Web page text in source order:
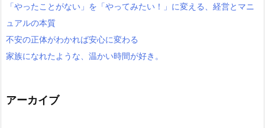
「やったことがない」を「やってみたい！」に変える、経営とマニ
ュアルの本質
不安の正体がわかれば安心に変わる
家族になれたような、温かい時間が好き。
アーカイブ